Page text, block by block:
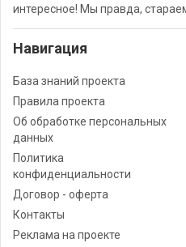
интересное! Мы правда,
Навигация
База знаний проекта
Правила проекта
Об обработке персональных
данных
Политика
конфиденциальности
Договор - оферта
Контакты
Реклама на проекте